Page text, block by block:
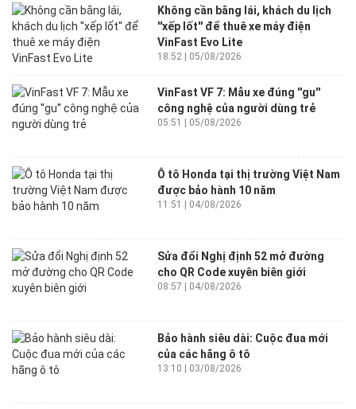
Không cần bằng lái, khách du lịch
''xếp lốt'' để thuê xe máy điện
VinFast Evo Lite
18:52 | 05/08/2026
VinFast VF 7: Mẫu xe đúng ''gu''
công nghệ của người dùng trẻ
05:51 | 05/08/2026
Ô tô Honda tại thị trường Việt Nam
được bảo hành 10 năm
11:51 | 04/08/2026
Sửa đổi Nghị định 52 mở đường
cho QR Code xuyên biên giới
08:57 | 04/08/2026
Bảo hành siêu dài: Cuộc đua mới
của các hãng ô tô
13:10 | 03/08/2026